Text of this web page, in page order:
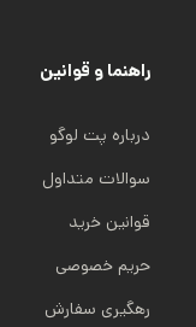
راهنما و قوانین
درباره پت لوگو
سوالات متداول
قوانین خرید
حریم خصوصی
رهگیری سفارش